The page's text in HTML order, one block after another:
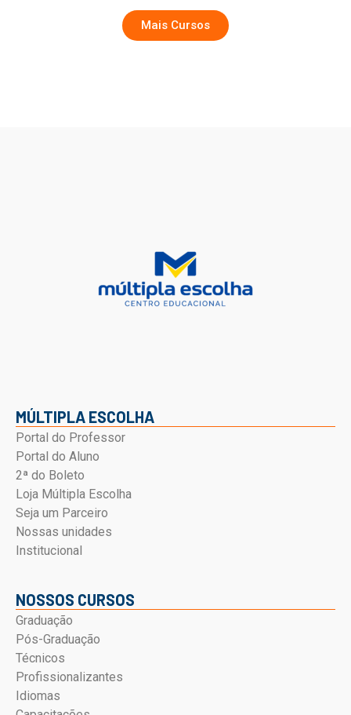
Mais Cursos
MÚLTIPLA ESCOLHA
Portal do Professor
Portal do Aluno
2ª do Boleto
Loja Múltipla Escolha
Seja um Parceiro
Nossas unidades
Institucional
NOSSOS CURSOS
Graduação
Pós-Graduação
Técnicos
Profissionalizantes
Idiomas